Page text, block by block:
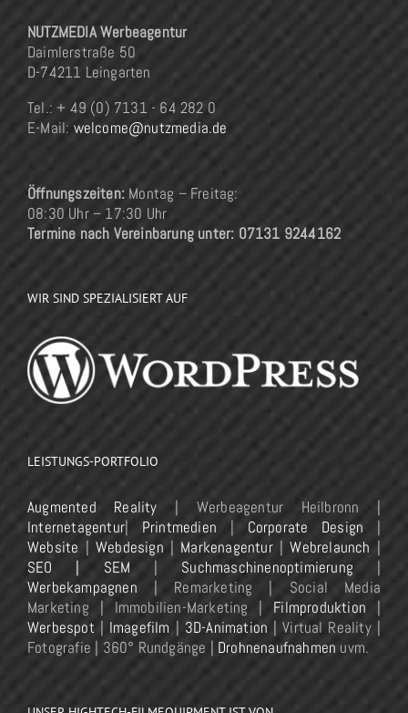
NUTZMEDIA Werbeagentur
Daimlerstraße 50
D-74211 Leingarten
Tel.: + 49 (0) 7131 - 64 282 0
E-Mail:welcome@nutzmedia.de
08:30 Uhr – 17:30 Uhr
Termine nach Vereinbarung unter: 07131 9244162
Augmented Reality
Internetagentur|Printmedien|Corporate Design |
Website|Webdesign|Markenagentur|Webrelaunch
|
SEO | SEM|Suchmaschinenoptimierung|
Werbekampagnen
| Remarketing | Social Media
Marketing | Immobilien-Marketing |
Filmproduktion|
Werbespot
| Imagefilm|3D-Animation
| Virtual Reality |
Fotografie | 360° Rundgänge |Drohnenaufnahmenuvm.